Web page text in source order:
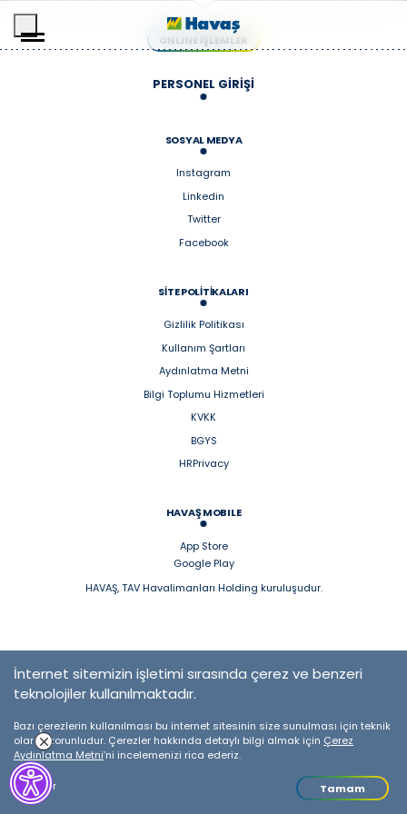
ONLINE İŞLEMLER
PERSONEL GİRİŞİ
SOSYAL MEDYA
Instagram
Linkedin
Twitter
Facebook
SİTE POLİTİKALARI
Gizlilik Politikası
Kullanım Şartları
Aydınlatma Metni
Bilgi Toplumu Hizmetleri
KVKK
BGYS
HRPrivacy
HAVAŞ MOBILE
App Store
Google Play
HAVAŞ, TAV Havalimanları Holding kuruluşudur.
İnternet sitemizin işletimi sırasında çerez ve benzeri
teknolojiler kullanılmaktadır.
Bazı çerezlerin kullanılması bu internet sitesinin size sunulması için teknik
olarak zorunludur. Çerezler hakkında detaylı bilgi almak için Çerez
Aydınlatma Metni’ni incelemenizi rica ederiz.
Detaylar Tamam